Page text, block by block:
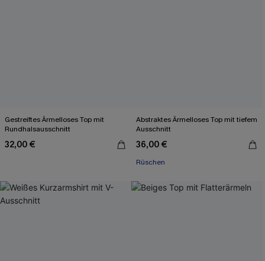
Gestreiftes Ärmelloses Top mit
Rundhalsausschnitt
32,00 €
Abstraktes Ärmelloses Top mit tiefem
Ausschnitt
36,00 €
Rüschen